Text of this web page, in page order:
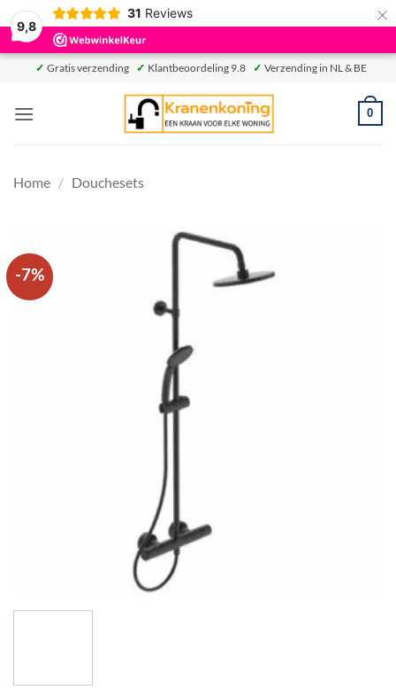
9,8
31 Reviews ×
Ga
inhoud
✓ Gratis verzending ✓ Klantbeoordeling 9.8 ✓ Verzending in NL & BE
0
Home / Douchesets
-7%